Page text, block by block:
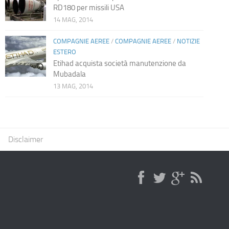
RD180 per missili USA
14 MAG, 2014
COMPAGNIE AEREE/ COMPAGNIE AEREE/ NOTIZIE
ESTERO
Etihad acquista società manutenzione da
Mubadala
13 MAG, 2014
Disclaimer